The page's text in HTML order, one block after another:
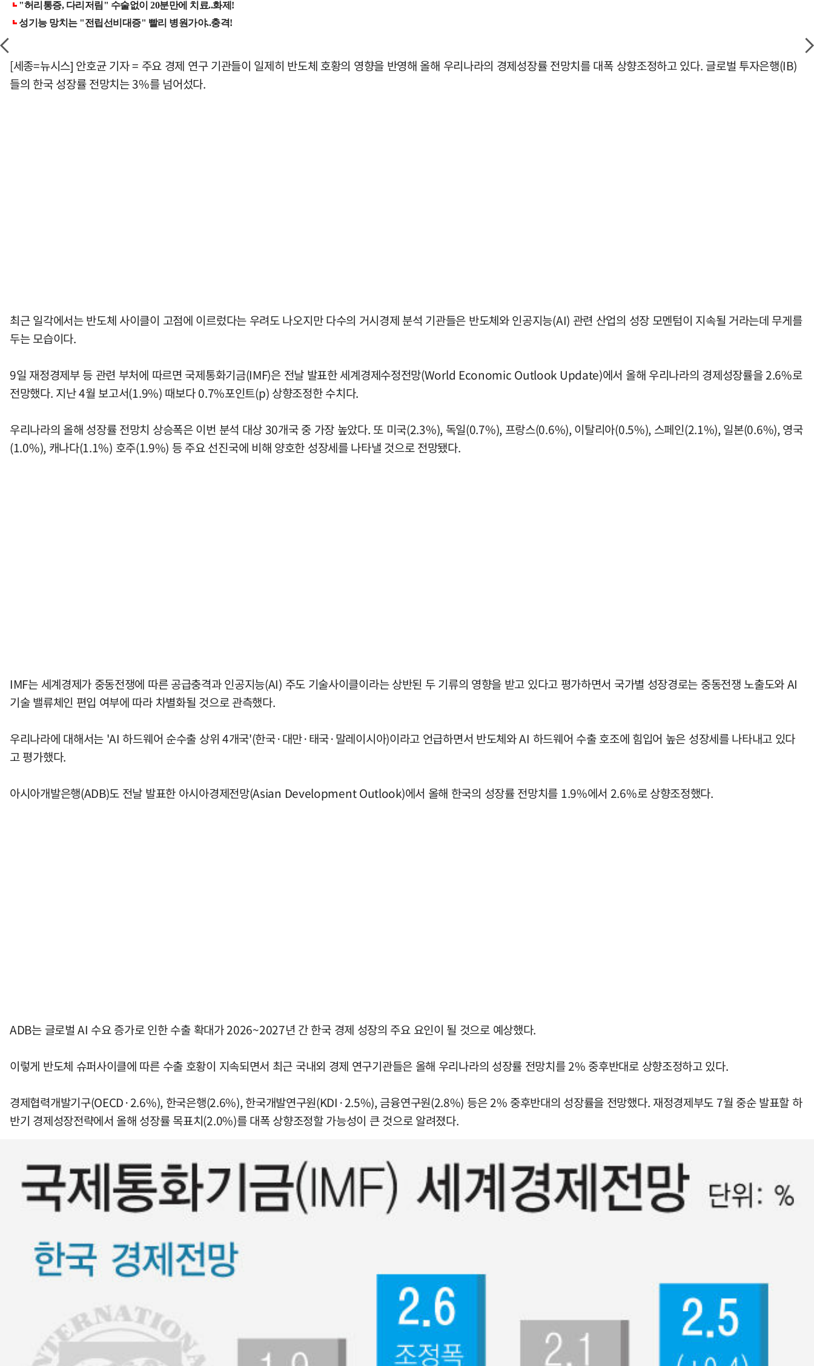
[세종=뉴시스] 안호균 기자 = 주요 경제 연구 기관들이 일제히 반도체 호황의 영향을 반영해 올해 우리나라의 경제성장률 전망치를 대폭 상향조정하고 있다. 글로벌 투자은행(IB)
들의 한국 성장률 전망치는 3%를 넘어섰다.
최근 일각에서는 반도체 사이클이 고점에 이르렀다는 우려도 나오지만 다수의 거시경제 분석 기관들은 반도체와 인공지능(AI) 관련 산업의 성장 모멘텀이 지속될 거라는데 무게를
두는 모습이다.
9일 재정경제부 등 관련 부처에 따르면 국제통화기금(IMF)은 전날 발표한 세계경제수정전망(World Economic Outlook Update)에서 올해 우리나라의 경제성장률을 2.6%로
전망했다. 지난 4월 보고서(1.9%) 때보다 0.7%포인트(p) 상향조정한 수치다.
우리나라의 올해 성장률 전망치 상승폭은 이번 분석 대상 30개국 중 가장 높았다. 또 미국(2.3%), 독일(0.7%), 프랑스(0.6%), 이탈리아(0.5%), 스페인(2.1%), 일본(0.6%), 영국
(1.0%), 캐나다(1.1%) 호주(1.9%) 등 주요 선진국에 비해 양호한 성장세를 나타낼 것으로 전망됐다.
IMF는 세계경제가 중동전쟁에 따른 공급충격과 인공지능(AI) 주도 기술사이클이라는 상반된 두 기류의 영향을 받고 있다고 평가하면서 국가별 성장경로는 중동전쟁 노출도와 AI
기술 밸류체인 편입 여부에 따라 차별화될 것으로 관측했다.
우리나라에 대해서는 'AI 하드웨어 순수출 상위 4개국'(한국·대만·태국·말레이시아)이라고 언급하면서 반도체와 AI 하드웨어 수출 호조에 힘입어 높은 성장세를 나타내고 있다
고 평가했다.
아시아개발은행(ADB)도 전날 발표한 아시아경제전망(Asian Development Outlook)에서 올해 한국의 성장률 전망치를 1.9%에서 2.6%로 상향조정했다.
ADB는 글로벌 AI 수요 증가로 인한 수출 확대가 2026~2027년 간 한국 경제 성장의 주요 요인이 될 것으로 예상했다.
이렇게 반도체 슈퍼사이클에 따른 수출 호황이 지속되면서 최근 국내외 경제 연구기관들은 올해 우리나라의 성장률 전망치를 2% 중후반대로 상향조정하고 있다.
경제협력개발기구(OECD·2.6%), 한국은행(2.6%), 한국개발연구원(KDI·2.5%), 금융연구원(2.8%) 등은 2% 중후반대의 성장률을 전망했다. 재정경제부도 7월 중순 발표할 하
반기 경제성장전략에서 올해 성장률 목표치(2.0%)를 대폭 상향조정할 가능성이 큰 것으로 알려졌다.